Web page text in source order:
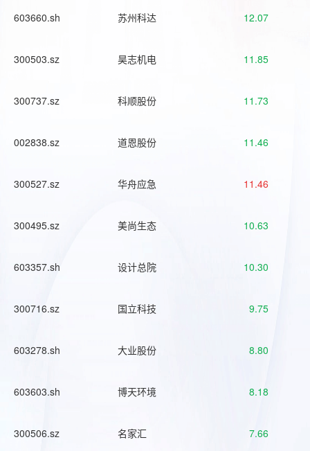
603660.sh 苏州科达 12.07
300503.sz 昊志机电 11.85
300737.sz 科顺股份 11.73
002838.sz 道恩股份 11.46
300527.sz 华舟应急 11.46
300495.sz 美尚生态 10.63
603357.sh 设计总院 10.30
300716.sz 国立科技 9.75
603278.sh 大业股份 8.80
603603.sh 博天环境 8.18
300506.sz 名家汇 7.66